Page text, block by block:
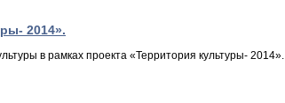
2014».
в рамках проекта «Территория культуры- 2014».